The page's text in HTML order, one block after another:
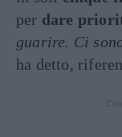
per dare
guarire. Ci
ha detto,